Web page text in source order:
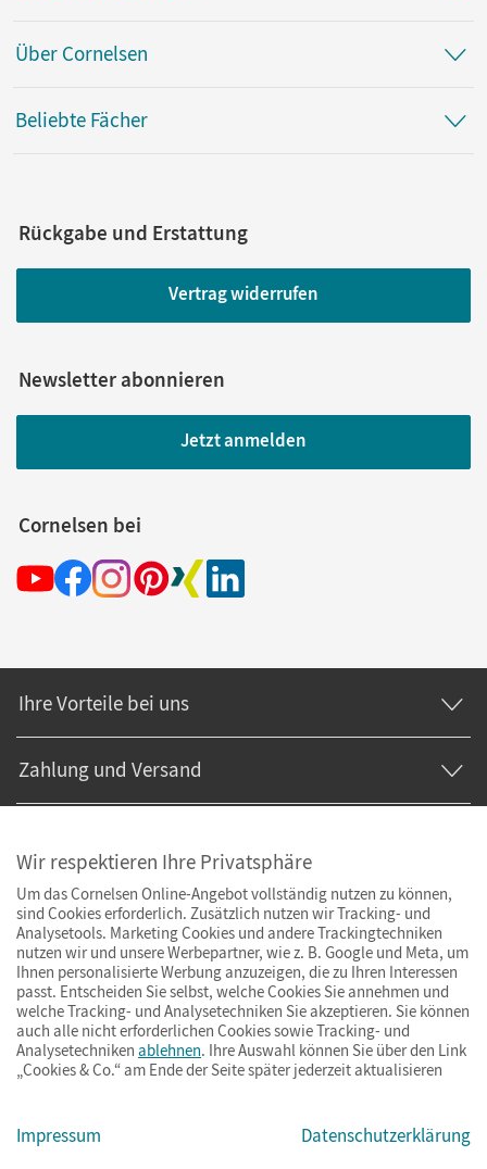
Über Cornelsen
Beliebte Fächer
Rückgabe und Erstattung
Vertrag widerrufen
Newsletter abonnieren
Jetzt anmelden
Cornelsen bei
Ihre Vorteile bei uns
Zahlung und Versand
© Cornelsen Verlag 2026
ImpressumAGBDatenschutzBarrierefreiheitCookies & Co.
Wir respektieren Ihre Privatsphäre
Um das Cornelsen Online-Angebot vollständig nutzen zu können,
sind Cookies erforderlich. Zusätzlich nutzen wir Tracking- und
Analysetools. Marketing Cookies und andere Trackingtechniken
nutzen wir und unsere Werbepartner, wie z. B. Google und Meta, um
Ihnen personalisierte Werbung anzuzeigen, die zu Ihren Interessen
passt. Entscheiden Sie selbst, welche Cookies Sie annehmen und
welche Tracking- und Analysetechniken Sie akzeptieren. Sie können
auch alle nicht erforderlichen Cookies sowie Tracking- und
Analysetechniken ablehnen. Ihre Auswahl können Sie über den Link
„Cookies & Co.“ am Ende der Seite später jederzeit aktualisieren
Impressum Datenschutzerklärung